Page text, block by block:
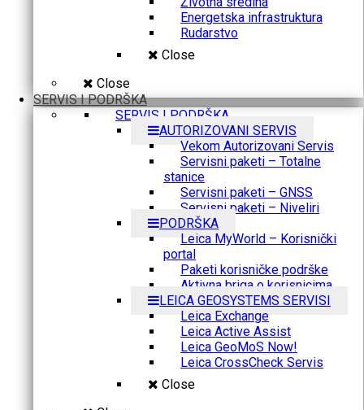
Energetska infrastruktura
Rudarstvo
Close
Close
SERVIS I PODRŠKA
SERVIS I PODRŠKA
AUTORIZOVANI SERVIS
Vekom Autorizovani Servis
Servisni paketi – Totalne
stanice
Servisni paketi – GNSS
Servisni paketi – Niveliri
PODRŠKA
Leica MyWorld – Korisnički
portal
Paketi korisničke podrške
Aktivna briga o korisnicima
LEICA GEOSYSTEMS SERVISI
Leica Exchange
Leica Active Assist
Leica GeoMoS Now!
Leica CrossCheck Servis
Close